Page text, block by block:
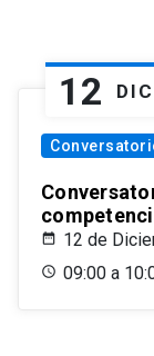
12 DIC
12 de
09:00 a